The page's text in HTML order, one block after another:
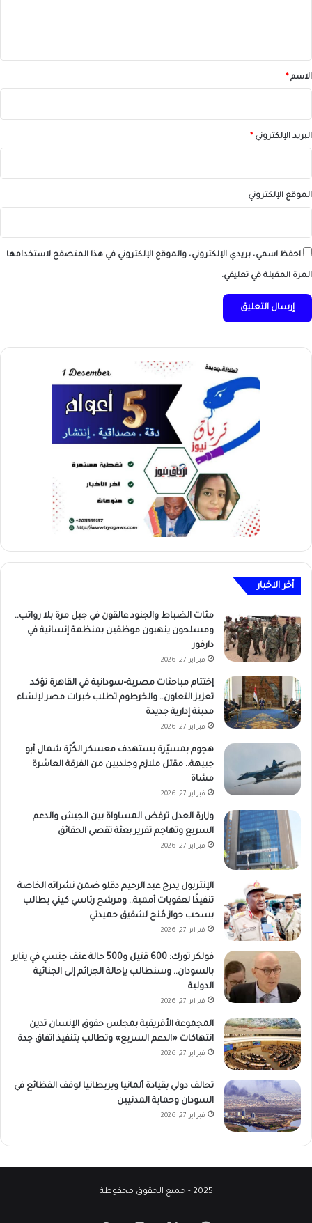
*الاسم*
البريد الإلكتروني*
الموقع الإلكتروني
احفظ اسمي، بريدي الإلكتروني، والموقع الإلكتروني في هذا المتصفح لاستخدامها
المرة المقبلة في تعليقي.
أخر الاخبار
مئات الضباط والجنود عالقون في جبل مرة بلا رواتب..
ومسلحون ينهبون موظفين بمنظمة إنسانية في
دارفور
فبراير 27, 2026
إختتام مباحثات مصرية–سودانية في القاهرة تؤكد
تعزيز التعاون.. والخرطوم تطلب خبرات مصر لإنشاء
مدينة إدارية جديدة
فبراير 27, 2026
هجوم بمسيّرة يستهدف معسكر الكُرّة شمال أبو
جبيهة.. مقتل ملازم وجنديين من الفرقة العاشرة
مشاة
فبراير 27, 2026
وزارة العدل ترفض المساواة بين الجيش والدعم
السريع وتهاجم تقرير بعثة تقصي الحقائق
فبراير 27, 2026
الإنتربول يدرج عبد الرحيم دقلو ضمن نشراته الخاصة
تنفيذًا لعقوبات أممية.. ومرشح رئاسي كيني يطالب
بسحب جواز مُنح لشقيق حميدتي
فبراير 27, 2026
فولكر تورك: 600 قتيل و500 حالة عنف جنسي في يناير
بالسودان.. وسنطالب بإحالة الجرائم إلى الجنائية
الدولية
فبراير 27, 2026
المجموعة الأفريقية بمجلس حقوق الإنسان تدين
انتهاكات «الدعم السريع» وتطالب بتنفيذ اتفاق جدة
فبراير 27, 2026
تحالف دولي بقيادة ألمانيا وبريطانيا لوقف الفظائع في
السودان وحماية المدنيين
فبراير 27, 2026
2025 - جميع الحقوق محفوظة